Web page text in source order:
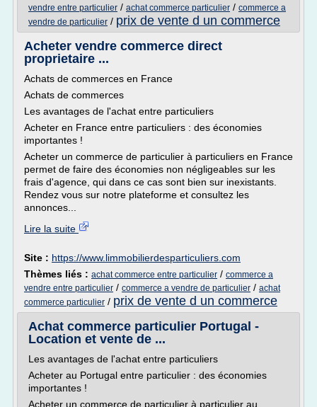
vendre entre particulier / achat commerce particulier / commerce a
vendre de particulier / prix de vente d un commerce
Acheter vendre commerce direct
proprietaire ...
Achats de commerces en France
Achats de commerces
Les avantages de l'achat entre particuliers
Acheter en France entre particuliers : des économies
importantes !
Acheter un commerce de particulier à particuliers en France
permet de faire des économies non négligeables sur les
frais d'agence, qui dans ce cas sont bien sur inexistants.
Rendez vous sur notre plateforme et consultez les
annonces...
Lire la suite
Site : https://www.limmobilierdesparticuliers.com
Thèmes liés : achat commerce entre particulier / commerce a
vendre entre particulier / commerce a vendre de particulier / achat
commerce particulier / prix de vente d un commerce
Achat commerce particulier Portugal -
Location et vente de ...
Les avantages de l'achat entre particuliers
Acheter au Portugal entre particulier : des économies
importantes !
Acheter un commerce de particulier à particulier au